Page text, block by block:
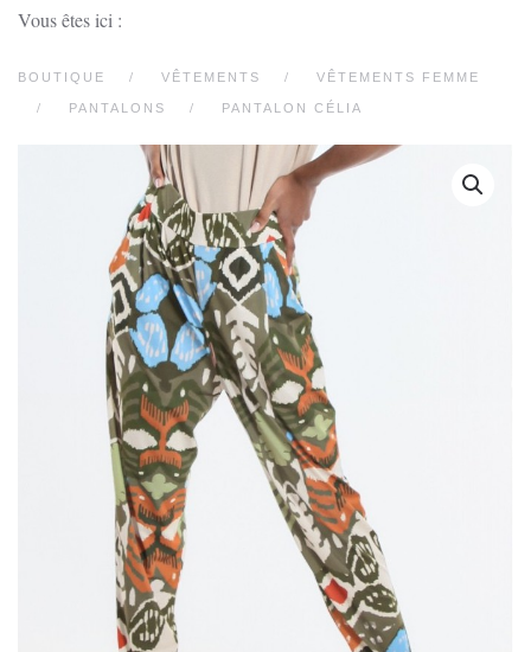
Vous êtes ici :
BOUTIQUE VÊTEMENTS VÊTEMENTS FEMME
PANTALONS PANTALON CÉLIA